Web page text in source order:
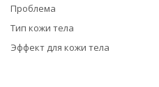
Проблема
Тип кожи тела
Эффект для кожи тела